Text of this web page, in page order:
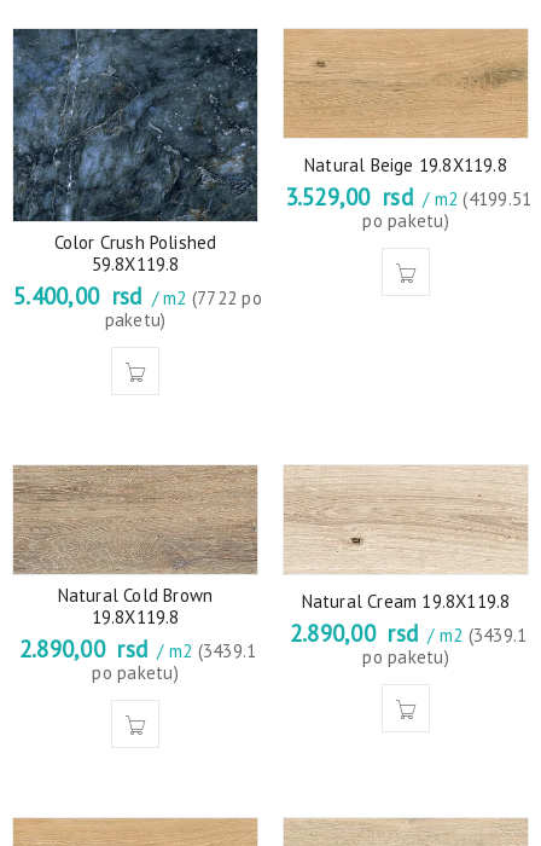
Color Crush Polished
59.8X119.8
5.400,00 rsd / m2 (7722 po
paketu)
Natural Beige 19.8X119.8
3.529,00 rsd / m2(4199.51
po paketu)
Natural Cold Brown
19.8X119.8
2.890,00 rsd / m2 (3439.1
po paketu)
Natural Cream 19.8X119.8
2.890,00 rsd / m2 (3439.1
po paketu)